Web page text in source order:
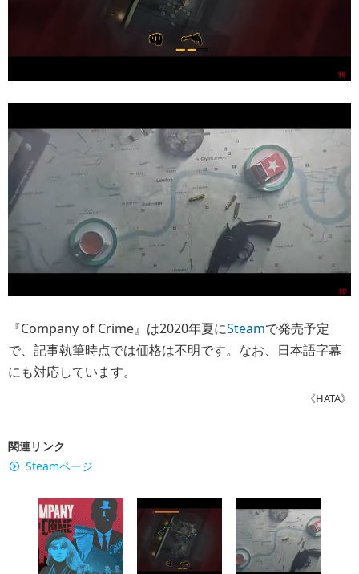
『Company of Crime』は2020年夏にSteamで発売予定
で、記事執筆時点では価格は不明です。なお、日本語字幕
にも対応しています。
《HATA》
関連リンク
Steamページ